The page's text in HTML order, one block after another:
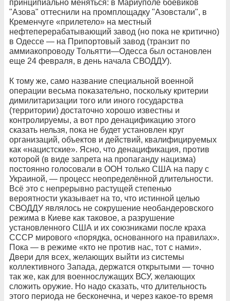
принципиально меняться: в Мариуполе боевиков
"Азова" оттеснили на промплощадку "Азовстали", в
Кременчуге «прилетело» на местный
нефтеперерабатывающий завод (но пока не критично)
в Одессе — на Припортовый завод (транзит по
аммиакопроводу Тольятти—Одесса был остановлен
еще 24 февраля, в день начала СВОДДУ).
К тому же, само название специальной военной
операции весьма показательно, поскольку критерии
димилитаризации того или иного государства
(территории) достаточно хорошо известны и
контролируемы, а вот про денацификацию этого
сказать нельзя, пока не будет установлен круг
организаций, объектов и действий, квалифицируемых
как «нацистские». Ясно, что денацификация, против
которой (в виде запрета на пропаганду нацизма)
постоянно голосовали в ООН только США на пару с
Украиной, — процесс неопределённой длительности.
Всё это с непрерывно растущей степенью
вероятности указывает на то, что истинной целью
СВОДДУ являлось не сокрушение необандеровского
режима в Киеве как таковое, а разрушение
установленного США и их союзниками после краха
СССР мирового «порядка, основанного на правилах».
Пока — в режиме «кто не против нас, тот с нами».
Двери для всех, желающих выйти из системы
коллективного Запада, держатся открытыми — точно
так же, как для военнослужащих ВСУ, желающих
сложить оружие. Но надо сказать, что длительность
этого периода не бесконечна, и через какое-то время